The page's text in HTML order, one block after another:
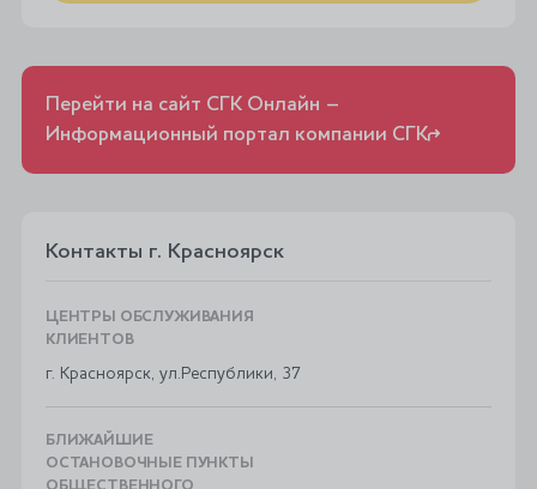
Перейти на сайт СГК Онлайн –
Информационный портал компании СГК
Контакты г. Красноярск
ЦЕНТРЫ ОБСЛУЖИВАНИЯ
КЛИЕНТОВ
г. Красноярск, ул.Республики, 37
БЛИЖАЙШИЕ
ОСТАНОВОЧНЫЕ ПУНКТЫ